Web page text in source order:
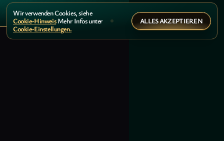
Wir verwenden Cookies, siehe
Cookie-HinweisMehr Infos unter
Cookie-Einstellungen.
ALLES AKZEPTIEREN